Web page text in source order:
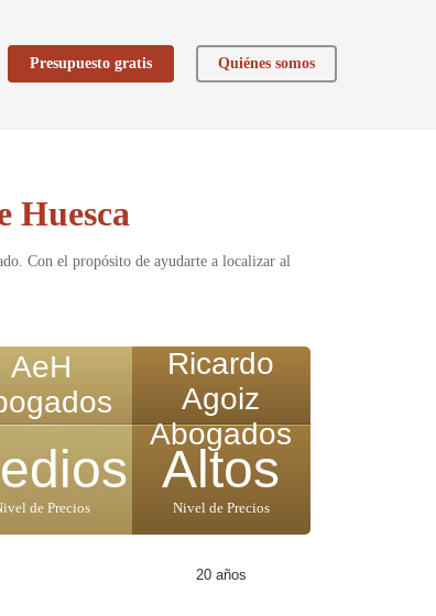
Presupuesto gratis Quiénes somos
Huesca
Con el propósito de ayudarte a localizar al
AeH
de Precios
Ricardo
Agoiz
Abogados
Altos
Nivel de Precios
20 años